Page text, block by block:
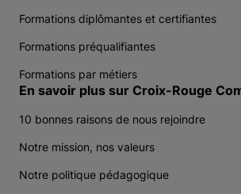
Formations diplômantes et certifiantes
Formations préqualifiantes
Formations par métiers
En savoir plus sur Croix-Rouge
10 bonnes raisons de nous rejoindre
Notre mission, nos valeurs
Notre politique pédagogique